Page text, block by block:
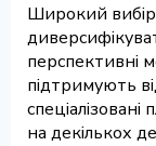
Широкий
перспективні
підтримують
на декількох